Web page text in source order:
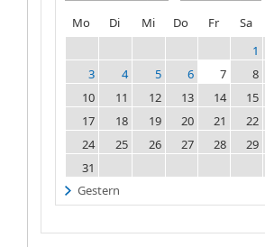
Mo Di Mi Do Fr Sa
1
3
4 5 6 7 8
10
11 12 13 14 15
17
18 19 20 21 22
24
25 26 27 28 29
31
Gestern